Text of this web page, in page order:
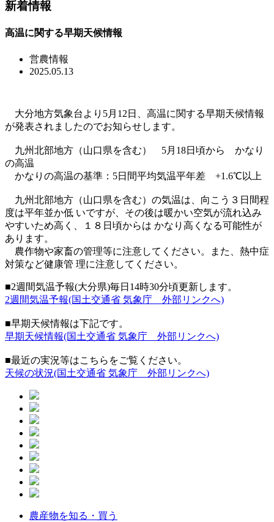
新着情報
高温に関する早期天候情報
営農情報
2025.05.13
大分地方気象台より5月12日、高温に関する早期天候情報
が発表されましたのでお知らせします。
九州北部地方（山口県を含む） 5月18日頃から かなり
の高温
かなりの高温の基準：5日間平均気温平年差 +1.6℃以上
九州北部地方（山口県を含む）の気温は、向こう３日間程
度は平年並か低 いですが、その後は暖かい空気が流れ込み
やすいため高く、１８日頃からは かなり高くなる可能性が
あります。
農作物や家畜の管理等に注意してください。また、熱中症
対策など健康管 理に注意してください。
■2週間気温予報(大分県)毎日14時30分頃更新します。
2週間気温予報(国土交通省 気象庁 外部リンクへ)
■早期天候情報は下記です。
早期天候情報(国土交通省 気象庁 外部リンクへ)
■最近の実況等はこちらをご覧ください。
天候の状況(国土交通省 気象庁 外部リンクへ)
農産物を知る・買う